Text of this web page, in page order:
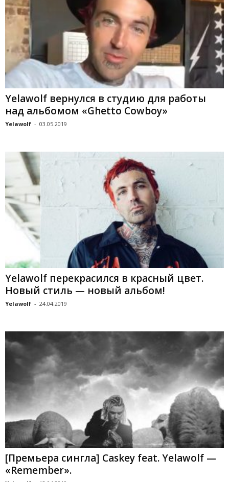
Yelawolf вернулся в студию для работы
над альбомом «Ghetto Cowboy»
Yelawolf - 03.05.2019
Yelawolf перекрасился в красный цвет.
Новый стиль — новый альбом!
Yelawolf - 24.04.2019
[Премьера сингла] Caskey feat. Yelawolf —
«Remember».